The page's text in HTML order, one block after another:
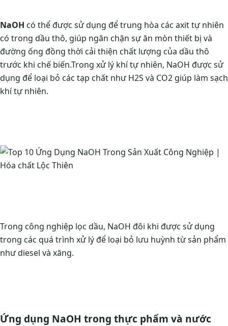
NaOH có thể được sử dụng để trung hòa các axit tự nhiên
có trong dầu thô, giúp ngăn chặn sự ăn mòn thiết bị và
đường ống đồng thời cải thiện chất lượng của dầu thô
trước khi chế biến.Trong xử lý khí tự nhiên, NaOH được sử
dụng để loại bỏ các tạp chất như H2S và CO2 giúp làm sạch
khí tự nhiên.
Trong công nghiệp lọc dầu, NaOH đôi khi được sử dụng
trong các quá trình xử lý để loại bỏ lưu huỳnh từ sản phẩm
như diesel và xăng.
Ứng dụng NaOH trong thực phẩm và nước